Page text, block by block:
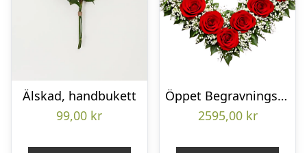
Älskad, handbukett
99,00 kr
Öppet Begravningshjärta
2595,00 kr